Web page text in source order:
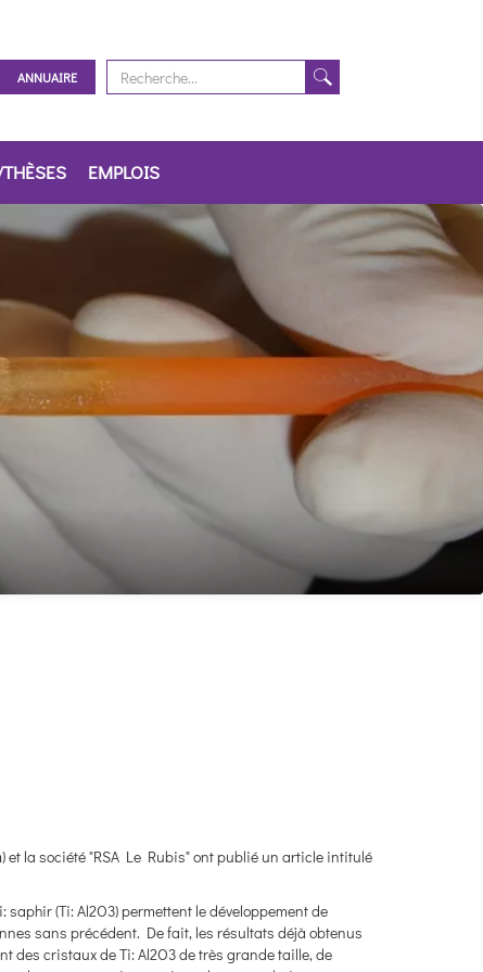
ANNUAIRE
EMPLOIS
) et la société "RSA Le Rubis" ont publié un article intitulé
(Ti: Al2O3) permettent le développement de
sans précédent. De fait, les résultats déjà obtenus
des cristaux de Ti: Al2O3 de très grande taille, de